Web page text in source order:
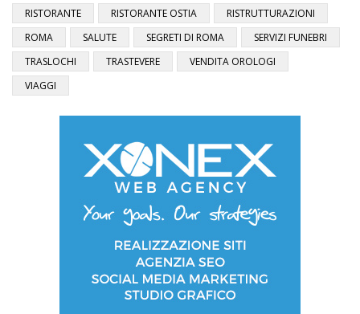
RISTORANTE
RISTORANTE OSTIA
RISTRUTTURAZIONI
ROMA
SALUTE SEGRETI DI ROMA
SERVIZI FUNEBRI
TRASLOCHI
TRASTEVERE
VENDITA OROLOGI
VIAGGI